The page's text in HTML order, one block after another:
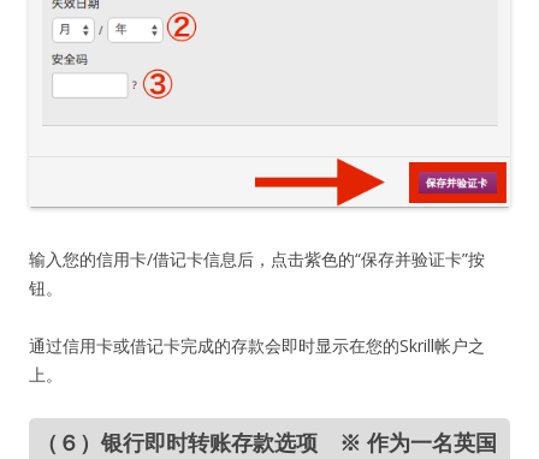
输入您的信用卡/借记卡信息后，点击紫色的“保存并验证卡”按
钮。
通过信用卡或借记卡完成的存款会即时显示在您的Skrill帐户之
上。
（６）银行即时转账存款选项 ※ 作为一名英国